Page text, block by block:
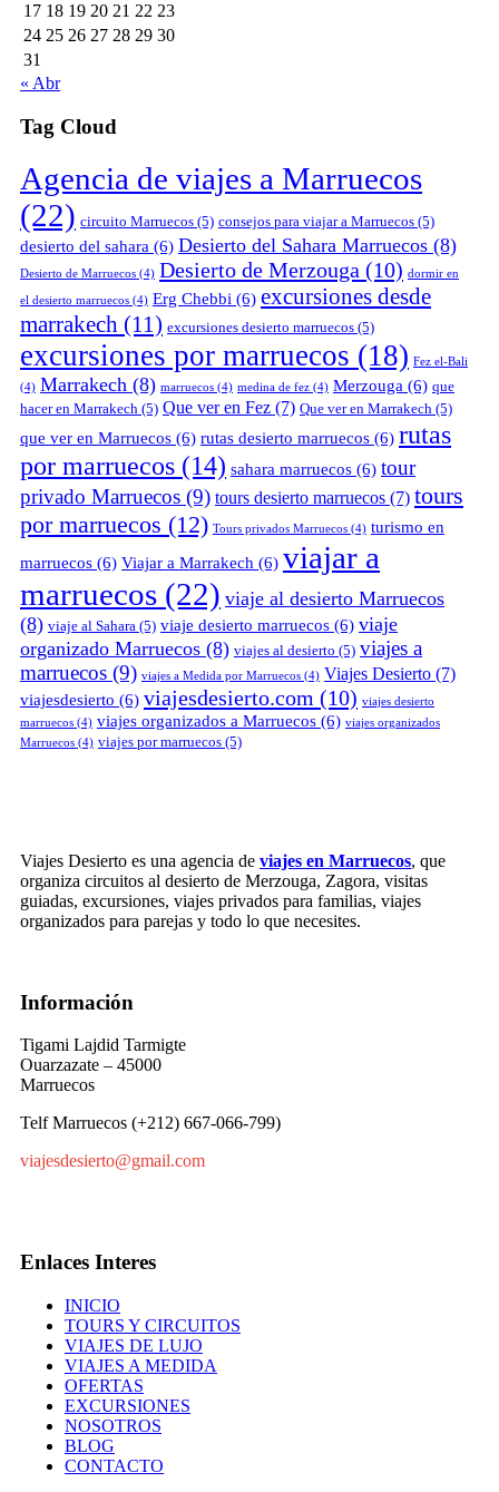
17 18 19 20 21 22 23
24 25 26 27 28 29 30
31
« Abr
Tag Cloud
Agencia de viajes a Marruecos
(22) circuito Marruecos (5) consejos para viajar a Marruecos (5)
desierto del sahara (6) Desierto del Sahara Marruecos (8)
Desierto de Marruecos (4) Desierto de Merzouga (10) dormir en
el desierto marruecos (4) Erg Chebbi (6) excursiones desde
marrakech (11) excursiones desierto marruecos (5)
excursiones por marruecos (18) Fez el-Bali
(4) Marrakech (8) marruecos (4) medina de fez (4) Merzouga (6) que
hacer en Marrakech (5) Que ver en Fez (7) Que ver en Marrakech (5)
que ver en Marruecos (6) rutas desierto marruecos (6) rutas
por marruecos (14) sahara marruecos (6) tour
privado Marruecos (9) tours desierto marruecos (7) tours
por marruecos (12) Tours privados Marruecos (4) turismo en
marruecos (6) Viajar a Marrakech (6) viajar a
marruecos (22) viaje al desierto Marruecos
(8) viaje al Sahara (5) viaje desierto marruecos (6) viaje
organizado Marruecos (8) viajes al desierto (5) viajes a
marruecos (9) viajes a Medida por Marruecos (4) Viajes Desierto (7)
viajesdesierto (6) viajesdesierto.com (10) viajes desierto
marruecos (4) viajes organizados a Marruecos (6) viajes organizados
Marruecos (4) viajes por marruecos (5)
Viajes Desierto es una agencia de viajes en Marruecos, que
organiza circuitos al desierto de Merzouga, Zagora, visitas
guiadas, excursiones, viajes privados para familias, viajes
organizados para parejas y todo lo que necesites.
Información
Tigami Lajdid Tarmigte
Ouarzazate – 45000
Marruecos
Telf Marruecos (+212) 667-066-799)
viajesdesierto@gmail.com
Enlaces Interes
INICIO
TOURS Y CIRCUITOS
VIAJES DE LUJO
VIAJES A MEDIDA
OFERTAS
EXCURSIONES
NOSOTROS
BLOG
CONTACTO